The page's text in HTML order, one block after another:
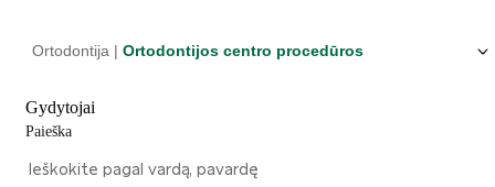
Ortodontija | Ortodontijos centro procedūros
Gydytojai
Paieška